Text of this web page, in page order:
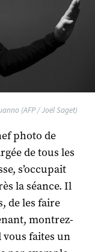
(AFP / Joël Saget)
photo de
de tous les
s’occupait
la séance. Il
de les faire
montrez-
vous faites un